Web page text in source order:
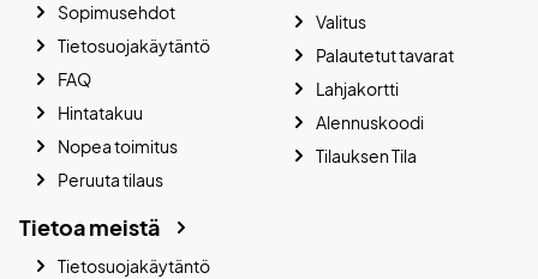
Sopimusehdot
Tietosuojakäytäntö
FAQ
Hintatakuu
Nopea toimitus
Peruuta tilaus
Valitus
Palautetut tavarat
Lahjakortti
Alennuskoodi
Tilauksen Tila
Tietoa meistä
Tietosuojakäytäntö